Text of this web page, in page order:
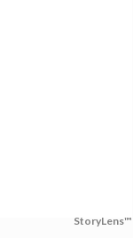
StoryLens™